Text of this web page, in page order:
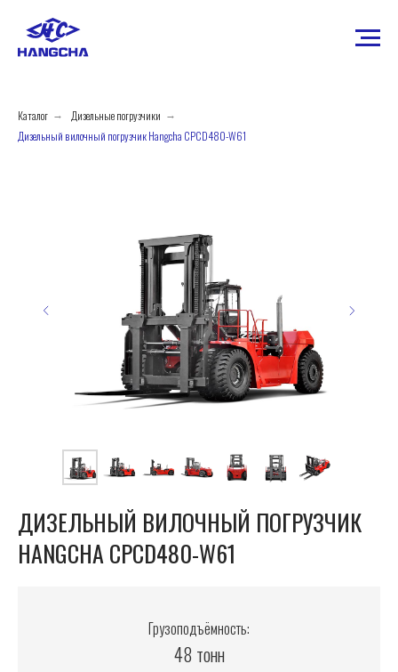
Каталог → Дизельные погрузчики →
Дизельный вилочный погрузчик Hangcha CPCD480-W61
ДИЗЕЛЬНЫЙ ВИЛОЧНЫЙ ПОГРУЗЧИК
HANGCHA CPCD480-W61
Грузоподъёмность:
48 тонн